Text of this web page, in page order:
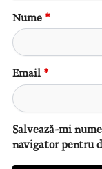
Nume *
Email *
Salvează-mi
navigator pentru